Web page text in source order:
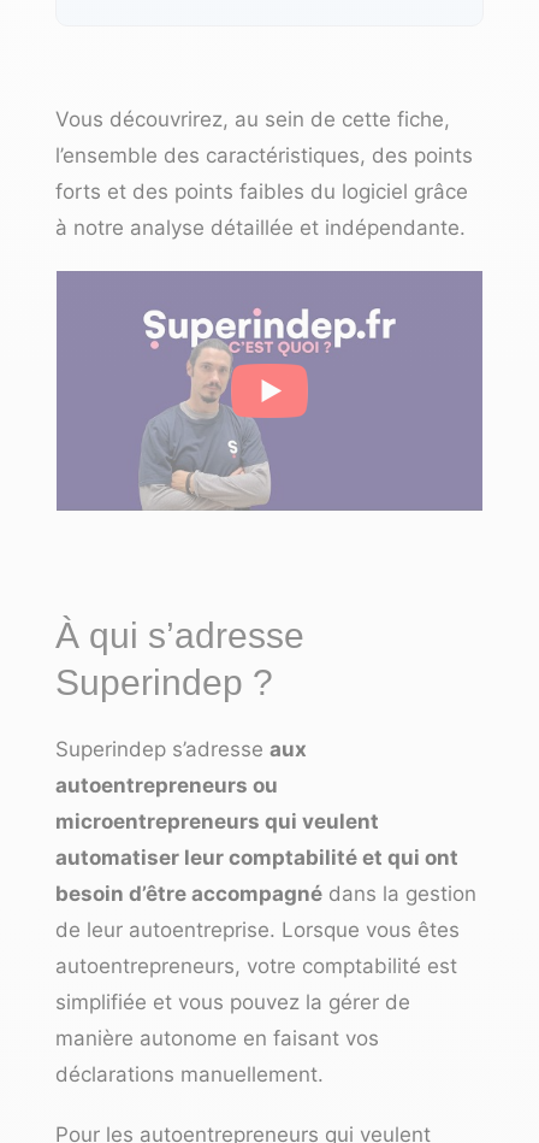
Vous découvrirez, au sein de cette fiche,
l’ensemble des caractéristiques, des points
forts et des points faibles du logiciel grâce
à notre analyse détaillée et indépendante.
À qui s’adresse
Superindep ?
Superindep s’adresse aux
autoentrepreneurs ou
microentrepreneurs qui veulent
automatiser leur comptabilité et qui ont
besoin d’être accompagné dans la gestion
de leur autoentreprise. Lorsque vous êtes
autoentrepreneurs, votre comptabilité est
simplifiée et vous pouvez la gérer de
manière autonome en faisant vos
déclarations manuellement.
Pour les autoentrepreneurs qui veulent